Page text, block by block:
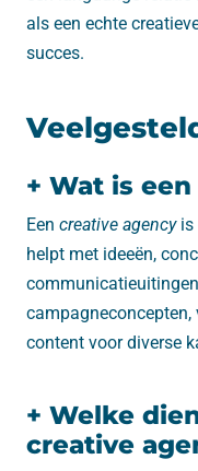
als een echte
succes.
+ Wat is
Een creative agencyis
helpt met ideeën,
content voor diverse
+ Welke
creative